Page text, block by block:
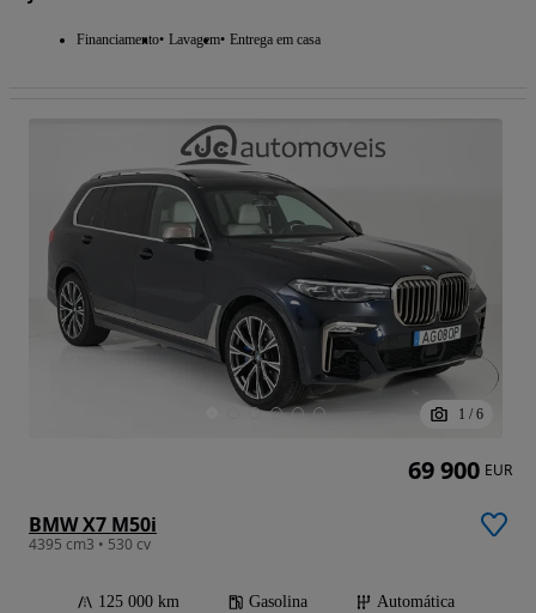
Financiamento Lavagem Entrega em casa
1 / 6
BMW X7 M50i
4395 cm3 • 530 cv
125 000 km Gasolina
Automática
69 900 EUR